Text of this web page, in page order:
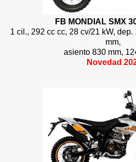
FB MONDIAL SMX
1 cil., 292 cc cc, 28 cv/21 kW,
mm,
asiento 830 mm,
Novedad